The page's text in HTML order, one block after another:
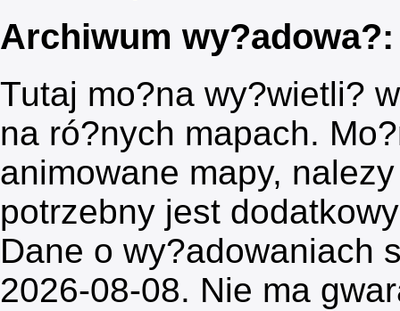
Archiwum
Tutaj mo?na wy?wietli?
na ró?nych mapach.
animowane mapy,
potrzebny jest
Dane o wy?adowaniach
2026-08-08. Nie ma